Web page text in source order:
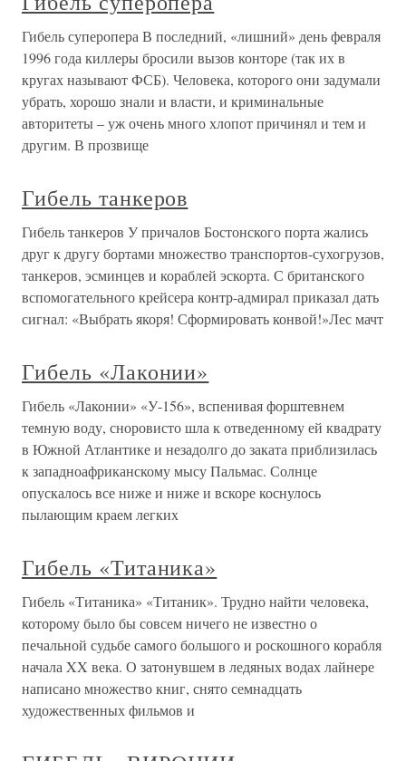
Гибель суперопера В последний, «лишний» день февраля
1996 года киллеры бросили вызов конторе (так их в
кругах называют ФСБ). Человека, которого они задумали
убрать, хорошо знали и власти, и криминальные
авторитеты – уж очень много хлопот причинял и тем и
другим. В прозвище
Гибель танкеров
Гибель танкеров У причалов Бостонского порта жались
друг к другу бортами множество транспортов-сухогрузов,
танкеров, эсминцев и кораблей эскорта. С британского
вспомогательного крейсера контр-адмирал приказал дать
сигнал: «Выбрать якоря! Сформировать конвой!»Лес мачт
Гибель «Лаконии»
Гибель «Лаконии» «У-156», вспенивая форштевнем
темную воду, сноровисто шла к отведенному ей квадрату
в Южной Атлантике и незадолго до заката приблизилась
к западноафриканскому мысу Пальмас. Солнце
опускалось все ниже и ниже и вскоре коснулось
пылающим краем легких
Гибель «Титаника»
Гибель «Титаника» «Титаник». Трудно найти человека,
которому было бы совсем ничего не известно о
печальной судьбе самого большого и роскошного корабля
начала XX века. О затонувшем в ледяных водах лайнере
написано множество книг, снято семнадцать
художественных фильмов и